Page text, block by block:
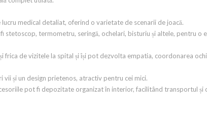
medical detaliat, oferind o varietate de scenarii de joacă.
stetoscop, termometru, seringă, ochelari, bisturiu și altele, pentru o
de vizitele la spital și își pot dezvolta empatia, coordonarea
și un design prietenos, atractiv pentru cei mici.
pot fi depozitate organizat în interior, facilitând transportul și